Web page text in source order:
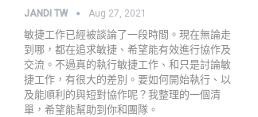
JANDI TW Aug 27, 2021
敏捷工作已經被談論了一段時間。現在無論走
到哪，都在追求敏捷、希望能有效進行協作及
交流。不過真的執行敏捷工作、和只是討論敏
捷工作，有很大的差別。要如何開始執行、以
及能順利的與短對協作呢？我整理的一個清
單，希望能幫助到你和團隊。